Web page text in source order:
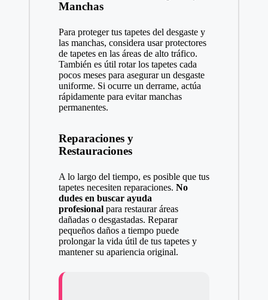
Manchas
Para proteger tus tapetes del desgaste y
las manchas, considera usar protectores
de tapetes en las áreas de alto tráfico.
También es útil rotar los tapetes cada
pocos meses para asegurar un desgaste
uniforme. Si ocurre un derrame, actúa
rápidamente para evitar manchas
permanentes.
Reparaciones y
Restauraciones
A lo largo del tiempo, es posible que tus
tapetes necesiten reparaciones. No
dudes en buscar ayuda
profesionalpara restaurar áreas
dañadas o desgastadas. Reparar
pequeños daños a tiempo puede
prolongar la vida útil de tus tapetes y
mantener su apariencia original.